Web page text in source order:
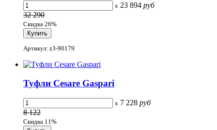
x 23 894 руб
32 290
Скидка 26%
Артикул: z3-90179
Туфли Cesare Gaspari
x 7 228 руб
8 122
Скидка 11%